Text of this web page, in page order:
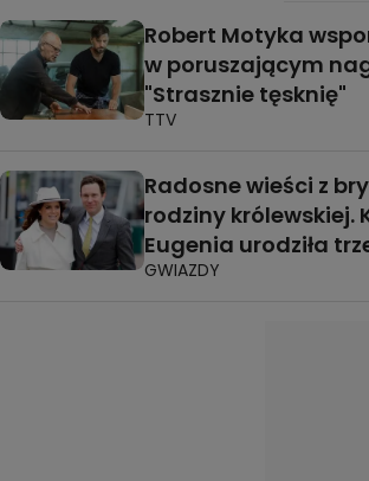
Robert Motyka
w poruszającym
"Strasznie tęsknię"
TTV
Radosne wieści z
rodziny królewskiej.
Eugenia urodziła
GWIAZDY